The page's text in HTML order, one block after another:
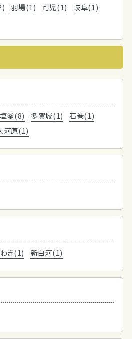
羽場(1) 可児(1)
岐阜(1)
釜(8) 多賀城(1)
石巻(1)
河原(1)
き(1) 新白河(1)